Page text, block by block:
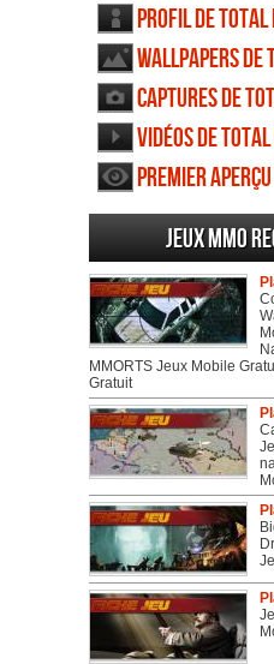
Profil de Total
Wallpapers de
Captures de
Vidéos de
Premier
Jeux MMO
MMORTS Jeux Mobile
Gratuit